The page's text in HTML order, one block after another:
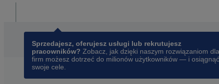
Sprzedajesz, oferujesz usługi lub rekrutujesz
pracowników? Zobacz, jak dzięki naszym rozwiązaniom dla
firm możesz dotrzeć do milionów użytkowników — i osiągnąć
swoje cele.